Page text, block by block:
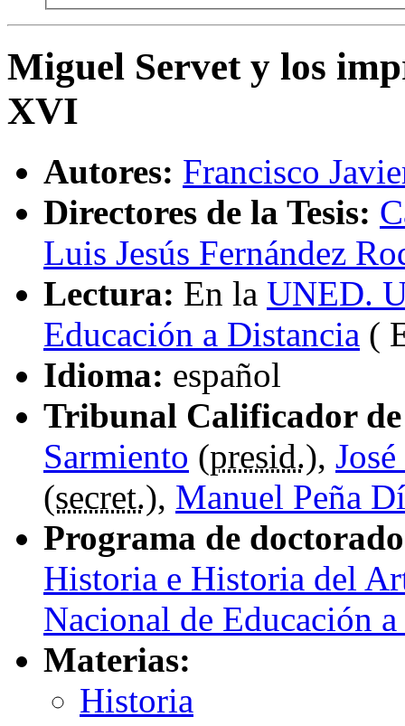
Miguel Servet y los
XVI
Autores: Francisco
Directores de la Tesis:
Luis Jesús Fernández
Lectura: En la UNED.
Educación a Distancia (
Idioma: español
Tribunal Calificador de
Sarmiento (presid.),
(secret.), Manuel Peña
Programa de
Historia e Historia del
Nacional de Educación
Materias:
Historia